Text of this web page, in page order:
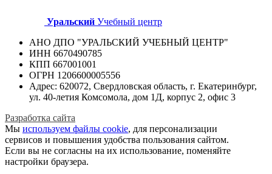
Уральский Учебный центр
АНО ДПО "УРАЛЬСКИЙ УЧЕБНЫЙ ЦЕНТР"
ИНН 6670490785
КПП 667001001
ОГРН 1206600005556
Адрес: 620072, Свердловская область, г. Екатеринбург,
ул. 40-летия Комсомола, дом 1Д, корпус 2, офис 3
Разработка сайта
Мы используем файлы cookie, для персонализации
сервисов и повышения удобства пользования сайтом.
Если вы не согласны на их использование, поменяйте
настройки браузера.